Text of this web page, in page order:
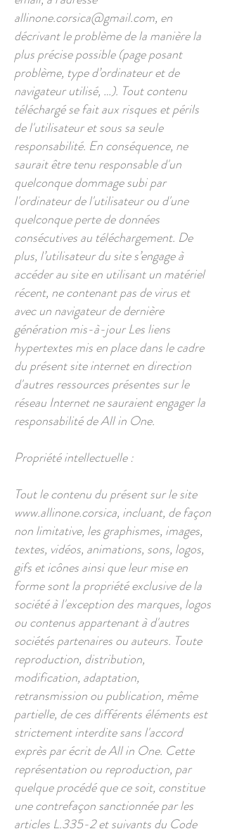
allinone.corsica@gmail.com, en
décrivant le problème de la manière la
plus précise possible (page posant
problème, type d’ordinateur et de
navigateur utilisé, …). Tout contenu
téléchargé se fait aux risques et périls
de l'utilisateur et sous sa seule
responsabilité. En conséquence, ne
saurait être tenu responsable d'un
quelconque dommage subi par
l'ordinateur de l'utilisateur ou d'une
quelconque perte de données
consécutives au téléchargement. De
plus, l’utilisateur du site s’engage à
accéder au site en utilisant un matériel
récent, ne contenant pas de virus et
avec un navigateur de dernière
génération mis-à-jour Les liens
hypertextes mis en place dans le cadre
du présent site internet en direction
d'autres ressources présentes sur le
réseau Internet ne sauraient engager la
responsabilité de All in One.
Propriété intellectuelle :
Tout le contenu du présent sur le site
www.allinone.corsica, incluant, de façon
non limitative, les graphismes, images,
textes, vidéos, animations, sons, logos,
gifs et icônes ainsi que leur mise en
forme sont la propriété exclusive de la
société à l'exception des marques, logos
ou contenus appartenant à d'autres
sociétés partenaires ou auteurs. Toute
reproduction, distribution,
modification, adaptation,
retransmission ou publication, même
partielle, de ces différents éléments est
strictement interdite sans l'accord
exprès par écrit de All in One. Cette
représentation ou reproduction, par
quelque procédé que ce soit, constitue
une contrefaçon sanctionnée par les
articles L.335-2 et suivants du Code